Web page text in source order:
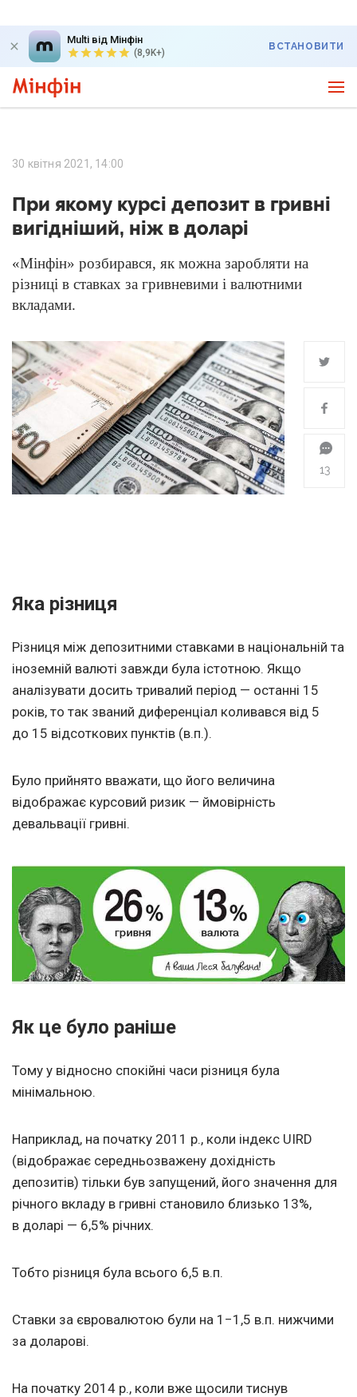
Multi від Мінфін
(8,9K+)
ВСТАНОВИТИ
30 квітня 2021, 14:00
При якому курсі депозит в гривні
вигідніший, ніж в доларі
«Мінфін» розбирався, як можна заробляти на
різниці в ставках за гривневими і валютними
вкладами.
13
Яка різниця
Різниця між депозитними ставками в національній та
іноземній валюті завжди була істотною. Якщо
аналізувати досить тривалий період — останні 15
років, то так званий диференціал коливався від 5
до 15 відсоткових пунктів (в.п.).
Було прийнято вважати, що його величина
відображає курсовий ризик — ймовірність
девальвації гривні.
Як це було раніше
Тому у відносно спокійні часи різниця була
мінімальною.
Наприклад, на початку 2011 р., коли індекс UIRD
(відображає середньозважену дохідність
депозитів) тільки був запущений, його значення для
річного вкладу в гривні становило близько 13%,
в доларі — 6,5% річних.
Тобто різниця була всього 6,5 в.п.
Ставки за євровалютою були на 1−1,5 в.п. нижчими
за доларові.
На початку 2014 р., коли вже щосили тиснув